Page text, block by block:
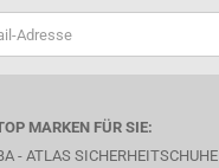
MARKEN FÜR SIE:
- ATLAS SICHERHEITSCHUHE